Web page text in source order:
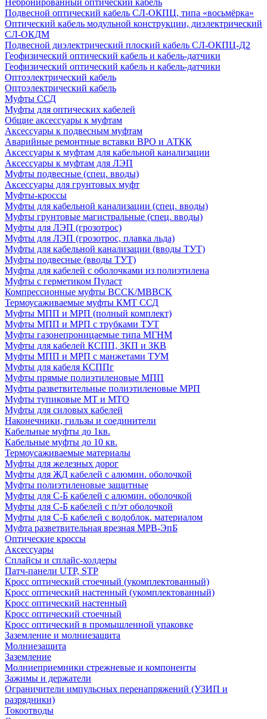
Небронированный оптический кабель
Подвесной оптический кабель СЛ-ОКПЦ, типа «восьмёрка»
Оптический кабель модульной конструкции, диэлектрический
СЛ-ОКДМ
Подвесной диэлектрический плоский кабель СЛ-ОКПЦ-Д2
Геофизический оптический кабель и кабель-датчики
Геофизический оптический кабель и кабель-датчики
Оптоэлектрический кабель
Оптоэлектрический кабель
Муфты ССД
Муфты для оптических кабелей
Общие аксессуары к муфтам
Аксессуары к подвесным муфтам
Аварийные ремонтные вставки ВРО и АТКК
Аксессуары к муфтам для кабельной канализации
Аксессуары к муфтам для ЛЭП
Муфты подвесные (спец. вводы)
Аксессуары для грунтовых муфт
Муфты-кроссы
Муфты для кабельной канализации (спец. вводы)
Муфты грунтовые магистральные (спец. вводы)
Муфты для ЛЭП (грозотрос)
Муфты для ЛЭП (грозотрос, плавка льда)
Муфты для кабельной канализации (вводы ТУТ)
Муфты подвесные (вводы ТУТ)
Муфты для кабелей с оболочками из полиэтилена
Муфты с герметиком Пуласт
Компрессионные муфты BCCK/MBBCK
Термоусаживаемые муфты КМТ ССД
Муфты МПП и МРП (полный комплект)
Муфты МПП и МРП с трубками ТУТ
Муфты газонепроницаемые типа МГНМ
Муфты для кабелей КСПП, ЗКП и ЗКВ
Муфты МПП и МРП с манжетами ТУМ
Муфты для кабеля КСППг
Муфты прямые полиэтиленовые МПП
Муфты разветвительные полиэтиленовые МРП
Муфты тупиковые МТ и МТО
Муфты для силовых кабелей
Наконечники, гильзы и соединители
Кабельные муфты до 1кв.
Кабельные муфты до 10 кв.
Термоусаживаемые материалы
Муфты для железных дорог
Муфты для ЖД кабелей с алюмин. оболочкой
Муфты полиэтиленовые защитные
Муфты для С-Б кабелей с алюмин. оболочкой
Муфты для С-Б кабелей с п/эт оболочкой
Муфты для С-Б кабелей с водоблок. материалом
Муфта разветвительная врезная МРВ-ЭпБ
Оптические кроссы
Аксессуары
Сплайсы и сплайс-холдеры
Патч-панели UTP, STP
Кросс оптический стоечный (укомплектованный)
Кросс оптический настенный (укомплектованный)
Кросс оптический настенный
Кросс оптический стоечный
Кросс оптический в промышленной упаковке
Заземление и молниезащита
Молниезащита
Заземление
Молниеприемники стрежневые и компоненты
Зажимы и держатели
Ограничители импульсных перенапряжений (УЗИП и
разрядники)
Токоотводы